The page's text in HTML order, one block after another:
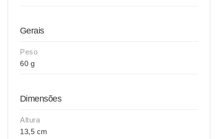
Gerais
Peso
60 g
Dimensões
Altura
13,5 cm